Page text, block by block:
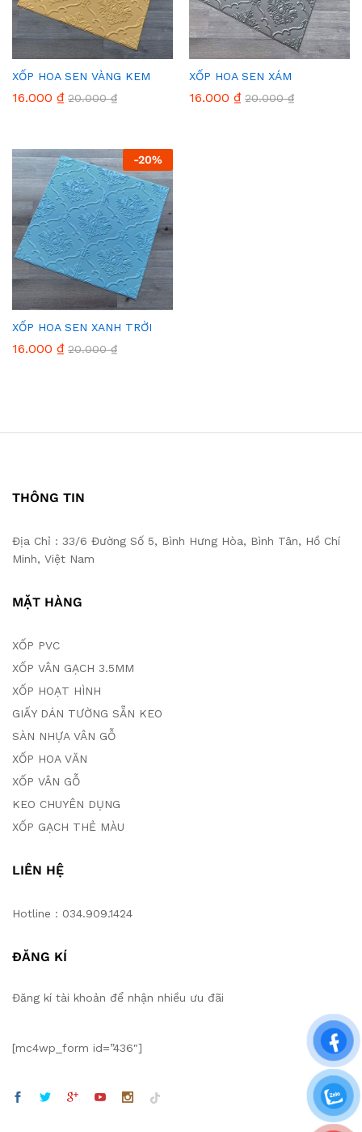
XỐP HOA SEN VÀNG KEM
16.000 ₫ 20.000₫
XỐP HOA SEN XÁM
16.000 ₫ 20.000₫
-20%
XỐP HOA SEN XANH TRỜI
16.000 ₫ 20.000₫
THÔNG TIN
Địa Chỉ : 33/6 Đường Số 5, Bình Hưng Hòa, Bình Tân, Hồ Chí
Minh, Việt Nam
MẶT HÀNG
XỐP PVC
XỐP VÂN GẠCH 3.5MM
XỐP HOẠT HÌNH
GIẤY DÁN TƯỜNG SẴN KEO
SÀN NHỰA VÂN GỖ
XỐP HOA VĂN
XỐP VÂN GỖ
KEO CHUYÊN DỤNG
XỐP GẠCH THẺ MÀU
LIÊN HỆ
Hotline : 034.909.1424
ĐĂNG KÍ
Đăng kí tài khoản để nhận nhiều ưu đãi
[mc4wp_form id=”436″]